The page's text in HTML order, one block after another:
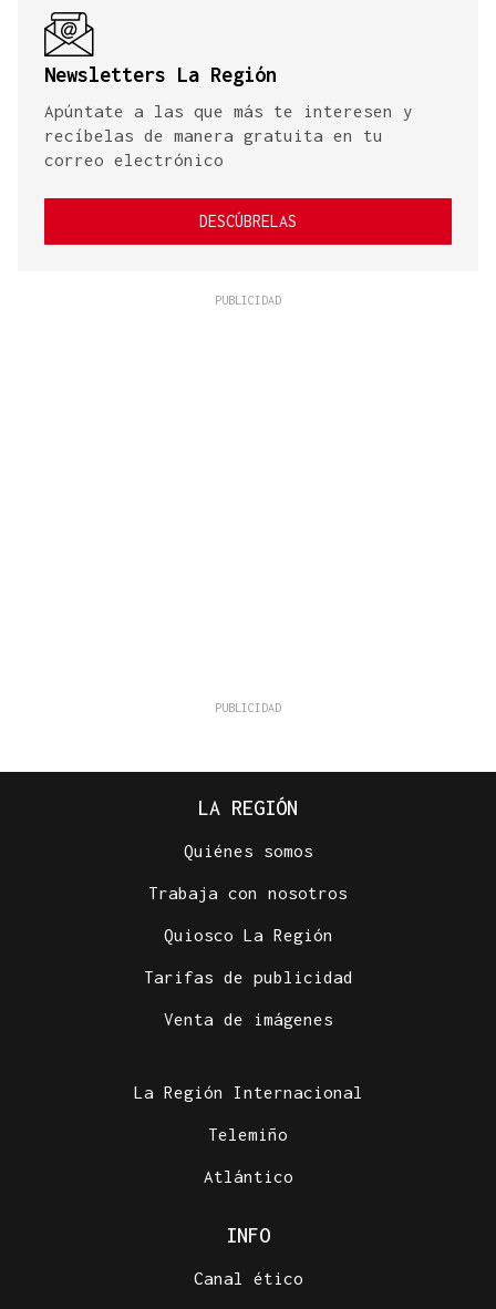
Newsletters La Región
Apúntate a las que más te interesen y
recíbelas de manera gratuita en tu
correo electrónico
DESCÚBRELAS
LA REGIÓN
Quiénes somos
Trabaja con nosotros
Quiosco La Región
Tarifas de publicidad
Venta de imágenes
La Región Internacional
Telemiño
Atlántico
INFO
Canal ético